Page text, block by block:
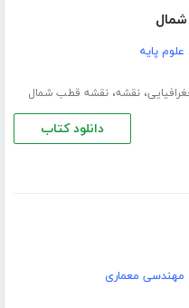
شمال
پایه
،نقشه،نقشه قطب شمال
دانلود کتاب
مهندسی معماری